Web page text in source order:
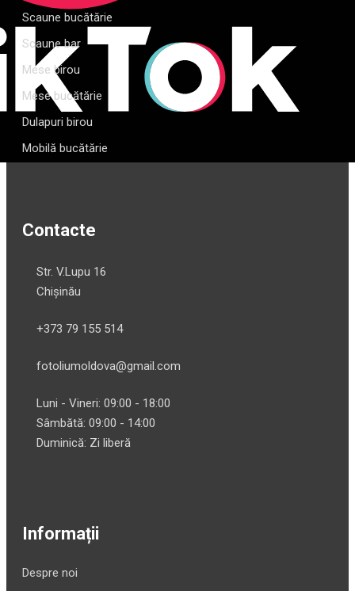
Scaune bucătărie
Scaune bar
Mese birou
Mese bucătărie
Dulapuri birou
Mobilă bucătărie
Contacte
Str. V.Lupu 16
Chișinău
+373 79 155 514
fotoliumoldova@gmail.com
Luni - Vineri: 09:00 - 18:00
Sâmbătă: 09:00 - 14:00
Duminică: Zi liberă
Informații
Despre noi